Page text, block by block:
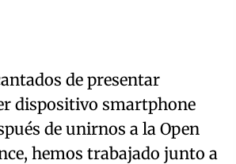
de presentar
dispositivo smartphone
de unirnos a la Open
hemos trabajado junto a